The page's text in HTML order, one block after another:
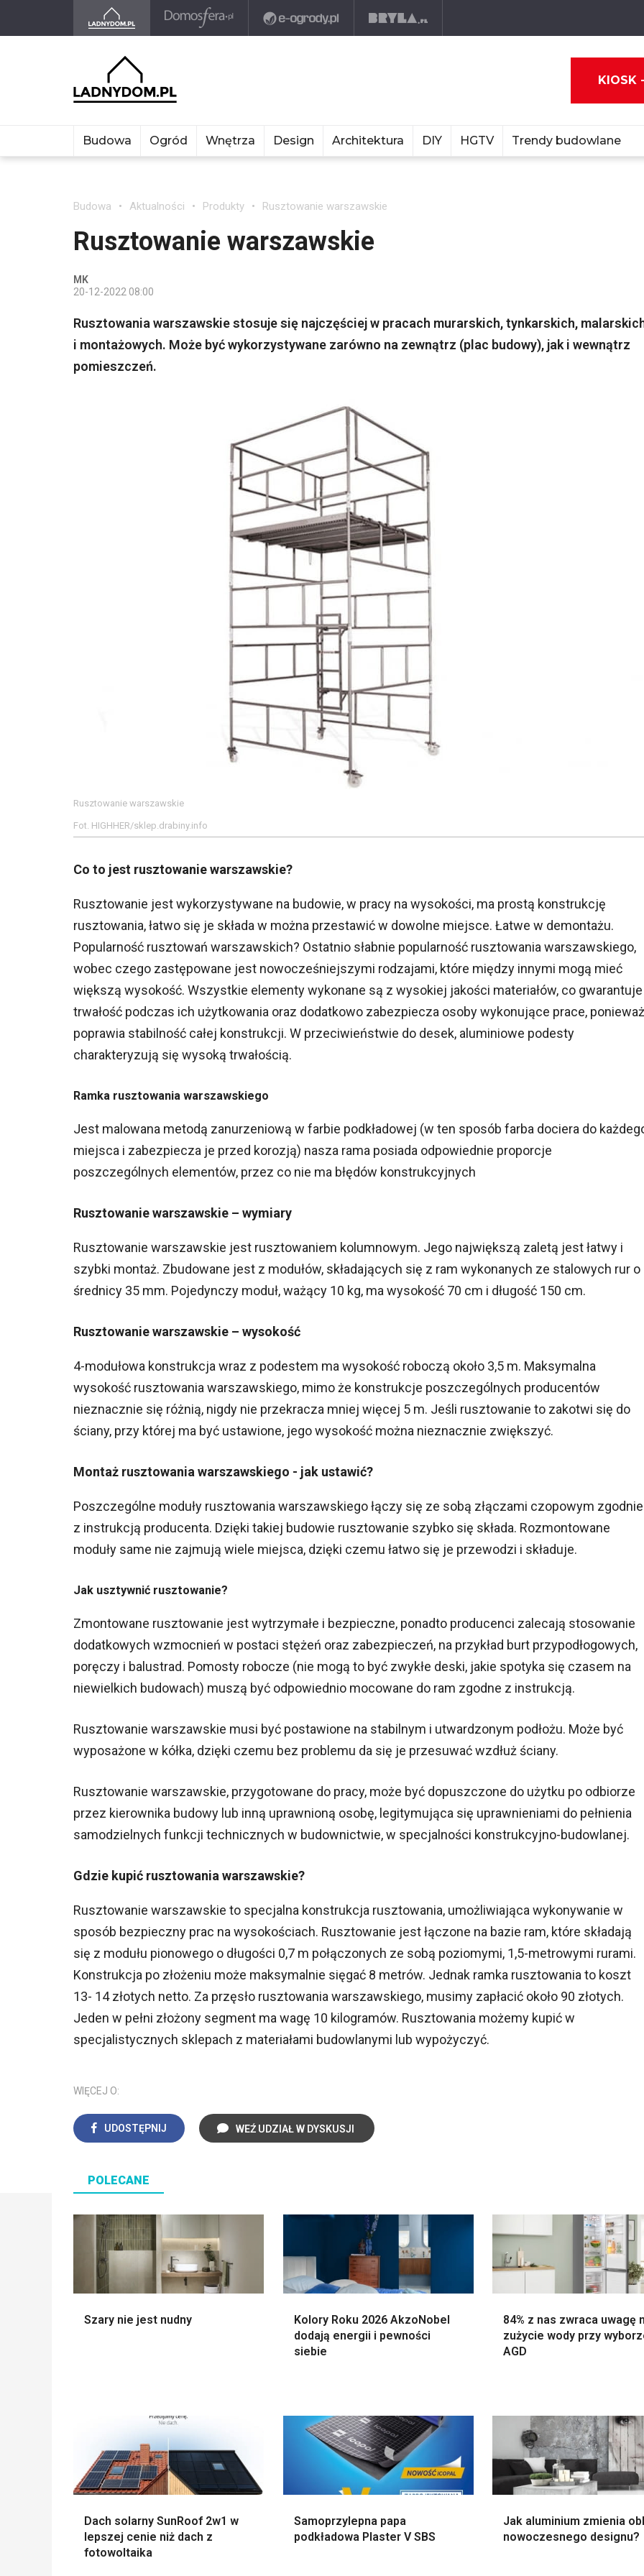
KIOSK
Budowa Ogród Wnętrza Design Architektura DIY HGTV Trendy budowlane
Budowa Aktualności Produkty Rusztowanie warszawskie
Rusztowanie warszawskie
MK
20-12-2022 08:00
Rusztowania warszawskie stosuje się najczęściej w pracach murarskich, tynkarskich,
i montażowych. Może być wykorzystywane zarówno na zewnątrz (plac budowy), jak i wewnątrz
pomieszczeń.
Rusztowanie warszawskie
Fot. HIGHHER/sklep.drabiny.info
Co to jest rusztowanie warszawskie?
Rusztowanie jest wykorzystywane na budowie, w pracy na wysokości, ma prostą konstrukcję
rusztowania, łatwo się je składa w można przestawić w dowolne miejsce. Łatwe w demontażu.
Popularność rusztowań warszawskich? Ostatnio słabnie popularność rusztowania warszawskiego,
wobec czego zastępowane jest nowocześniejszymi rodzajami, które między innymi mogą mieć
większą wysokość. Wszystkie elementy wykonane są z wysokiej jakości materiałów, co gwarantuje
trwałość podczas ich użytkowania oraz dodatkowo zabezpiecza osoby wykonujące prace, ponieważ
poprawia stabilność całej konstrukcji. W przeciwieństwie do desek, aluminiowe podesty
charakteryzują się wysoką trwałością.
Ramka rusztowania warszawskiego
Jest malowana metodą zanurzeniową w farbie podkładowej (w ten sposób farba dociera do
miejsca i zabezpiecza je przed korozją) nasza rama posiada odpowiednie proporcje
poszczególnych elementów, przez co nie ma błędów konstrukcyjnych
Rusztowanie warszawskie – wymiary
Rusztowanie warszawskie jest rusztowaniem kolumnowym. Jego największą zaletą jest łatwy i
szybki montaż. Zbudowane jest z modułów, składających się z ram wykonanych ze stalowych rur o
średnicy 35 mm. Pojedynczy moduł, ważący 10 kg, ma wysokość 70 cm i długość 150 cm.
Rusztowanie warszawskie – wysokość
4-modułowa konstrukcja wraz z podestem ma wysokość roboczą około 3,5 m. Maksymalna
wysokość rusztowania warszawskiego, mimo że konstrukcje poszczególnych producentów
nieznacznie się różnią, nigdy nie przekracza mniej więcej 5 m. Jeśli rusztowanie to zakotwi się do
ściany, przy której ma być ustawione, jego wysokość można nieznacznie zwiększyć.
Montaż rusztowania warszawskiego - jak ustawić?
Poszczególne moduły rusztowania warszawskiego łączy się ze sobą złączami czopowym zgodnie
z instrukcją producenta. Dzięki takiej budowie rusztowanie szybko się składa. Rozmontowane
moduły same nie zajmują wiele miejsca, dzięki czemu łatwo się je przewodzi i składuje.
Jak usztywnić rusztowanie?
Zmontowane rusztowanie jest wytrzymałe i bezpieczne, ponadto producenci zalecają stosowanie
dodatkowych wzmocnień w postaci stężeń oraz zabezpieczeń, na przykład burt przypodłogowych,
poręczy i balustrad. Pomosty robocze (nie mogą to być zwykłe deski, jakie spotyka się czasem na
niewielkich budowach) muszą być odpowiednio mocowane do ram zgodne z instrukcją.
Rusztowanie warszawskie musi być postawione na stabilnym i utwardzonym podłożu. Może być
wyposażone w kółka, dzięki czemu bez problemu da się je przesuwać wzdłuż ściany.
Rusztowanie warszawskie, przygotowane do pracy, może być dopuszczone do użytku po odbiorze
przez kierownika budowy lub inną uprawnioną osobę, legitymująca się uprawnieniami do pełnienia
samodzielnych funkcji technicznych w budownictwie, w specjalności konstrukcyjno-budowlanej.
Gdzie kupić rusztowania warszawskie?
Rusztowanie warszawskie to specjalna konstrukcja rusztowania, umożliwiająca wykonywanie w
sposób bezpieczny prac na wysokościach. Rusztowanie jest łączone na bazie ram, które składają
się z modułu pionowego o długości 0,7 m połączonych ze sobą poziomymi, 1,5-metrowymi rurami.
Konstrukcja po złożeniu może maksymalnie sięgać 8 metrów. Jednak ramka rusztowania to koszt
13- 14 złotych netto. Za przęsło rusztowania warszawskiego, musimy zapłacić około 90 złotych.
Jeden w pełni złożony segment ma wagę 10 kilogramów. Rusztowania możemy kupić w
specjalistycznych sklepach z materiałami budowlanymi lub wypożyczyć.
WIĘCEJ O:
UDOSTĘPNIJ WEŹ UDZIAŁ W DYSKUSJI
POLECANE
Szary nie jest nudny
Kolory Roku 2026 AkzoNobel
dodają energii i pewności
siebie
84% z nas zwraca uwagę
zużycie wody przy
AGD
Dach solarny SunRoof 2w1 w
lepszej cenie niż dach z
fotowoltaika
Samoprzylepna papa
podkładowa Plaster V SBS
Jak aluminium zmienia
nowoczesnego designu?